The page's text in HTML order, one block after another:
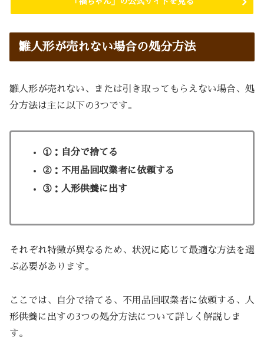
雛人形が売れない場合の処分方法
雛人形が売れない、または引き取ってもらえない場合、処
分方法は主に以下の3つです。
①：自分で捨てる
②：不用品回収業者に依頼する
③：人形供養に出す
それぞれ特徴が異なるため、状況に応じて最適な方法を選
ぶ必要があります。
ここでは、自分で捨てる、不用品回収業者に依頼する、人
形供養に出すの3つの処分方法について詳しく解説しま
す。